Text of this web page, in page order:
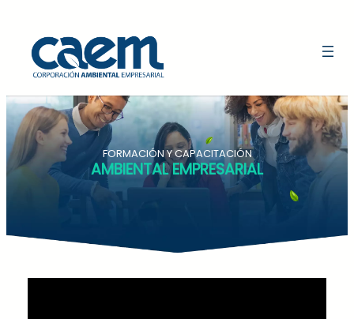
FORMACIÓN Y CAPACITACIÓN
AMBIENTAL EMPRESARIAL